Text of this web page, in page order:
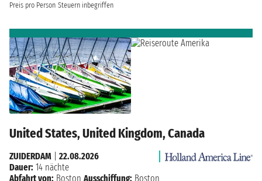
Preis pro Person Steuern inbegriffen
United States, United Kingdom, Canada
ZUIDERDAM
22.08.2026
Dauer: 14 nächte
Abfahrt von: Boston Ausschiffung: Boston